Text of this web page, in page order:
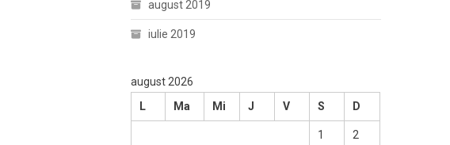
august 2019
iulie 2019
august 2026
L
Ma Mi J V S D
1 2